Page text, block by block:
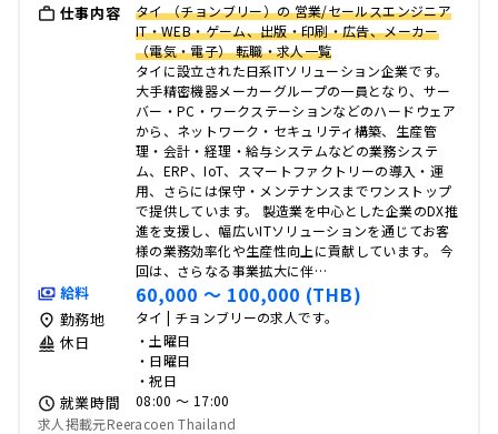
仕事内容
タイ （チョンブリー）の 営業/セールスエンジニア
IT・WEB・ゲーム、出版・印刷・広告、メーカー
（電気・電子） 転職・求人一覧
タイに設立された日系ITソリューション企業です。
大手精密機器メーカーグループの一員となり、サー
バー・PC・ワークステーションなどのハードウェア
から、ネットワーク・セキュリティ構築、生産管
理・会計・経理・給与システムなどの業務システ
ム、ERP、IoT、スマートファクトリーの導入・運
用、さらには保守・メンテナンスまでワンストップ
で提供しています。 製造業を中心とした企業のDX推
進を支援し、幅広いITソリューションを通じてお客
様の業務効率化や生産性向上に貢献しています。 今
回は、さらなる事業拡大に伴…
給料 60,000 〜 100,000 (THB)
勤務地 タイ | チョンブリーの求人です。
休日
・土曜日
・日曜日
・祝日
就業時間
08:00 〜 17:00
求人掲載元Reeracoen Thailand